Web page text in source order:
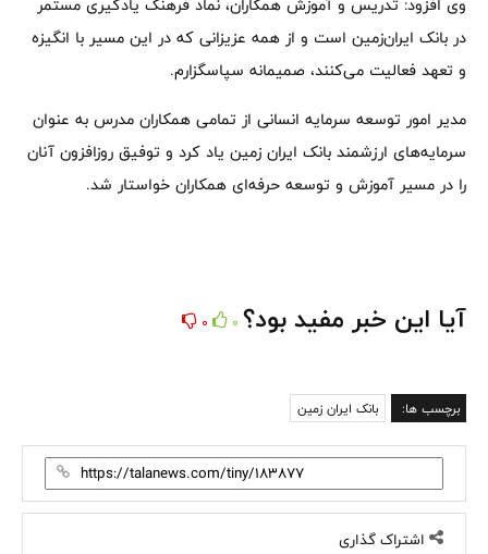
در بانک ایران‌زمین است و از همه‌ عزیزانی که در این مسیر با انگیزه
و تعهد فعالیت می‌کنند، صمیمانه سپاسگزارم.
مدیر امور توسعه سرمایه انسانی از تمامی همکاران مدرس به عنوان
سرمایه‌های ارزشمند بانک ایران‌ زمین یاد کرد و توفیق روزافزون آنان
را در مسیر آموزش و توسعه حرفه‌ای همکاران خواستار شد.
آیا این خبر مفید بود؟ 0
0
برچسب ها: بانک ایران زمین
اشتراک گذاری